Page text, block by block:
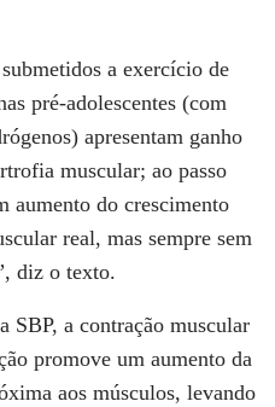
a exercício de
pré-adolescentes (com
apresentam ganho
muscular; ao passo
aumento do crescimento
real, mas sempre sem
diz o texto.
SBP, a contração muscular
promove um aumento da
aos músculos, levando